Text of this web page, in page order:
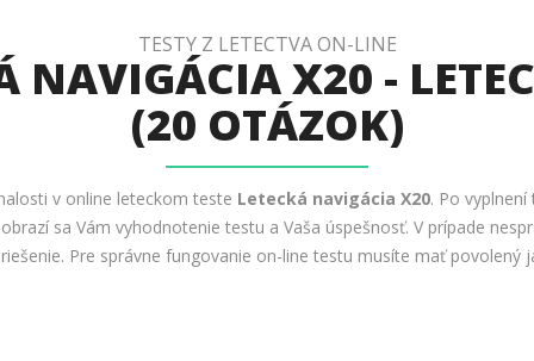
TESTY Z LETECTVA ON-LINE
NAVIGÁCIA X20 -
(20 OTÁZOK)
v online leteckom teste Letecká navigácia X20. Po
sa Vám vyhodnotenie testu a Vaša úspešnosť. V prípade
Pre správne fungovanie on-line testu musíte mať povolený